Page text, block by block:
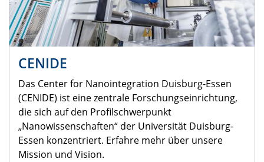
CENIDE
Das Center for Nanointegration Duisburg-Essen
(CENIDE) ist eine zentrale Forschungseinrichtung,
die sich auf den Profilschwerpunkt
„Nanowissenschaften“ der Universität Duisburg-
Essen konzentriert. Erfahre mehr über unsere
Mission und Vision.